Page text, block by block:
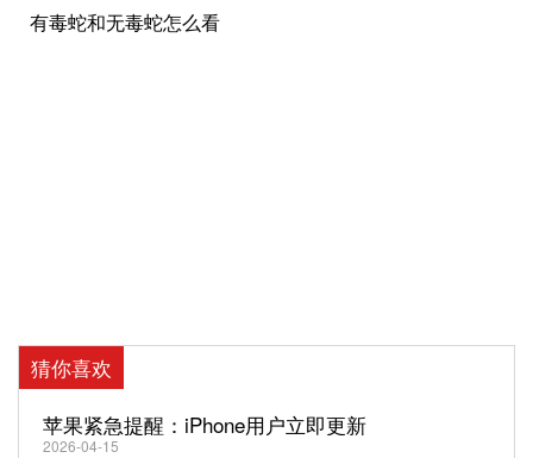
有毒蛇和无毒蛇怎么看
猜你喜欢
苹果紧急提醒：iPhone用户立即更新
2026-04-15